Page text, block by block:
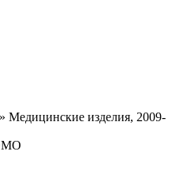
изделия, 2009-